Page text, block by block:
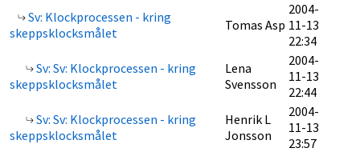
Sv: Klockprocessen - kring
skeppsklocksmålet
Tomas Asp
2004-
11-13
22:34
Sv: Sv: Klockprocessen - kring
skeppsklocksmålet
Lena
Svensson
2004-
11-13
22:44
Sv: Sv: Klockprocessen - kring
skeppsklocksmålet
Henrik L
Jonsson
2004-
11-13
23:57